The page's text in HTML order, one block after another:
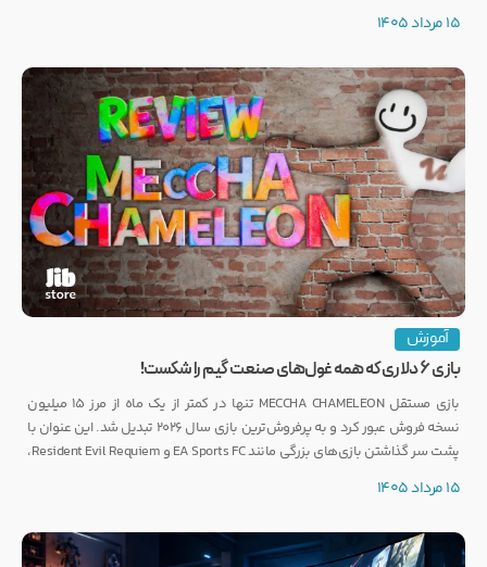
15 مرداد 1405
آموزش
بازی ۶ دلاری که همه غول‌های صنعت گیم را شکست!
بازی مستقل MECCHA CHAMELEON تنها در کمتر از یک ماه از مرز ۱۵ میلیون
نسخه فروش عبور کرد و به پرفروش‌ترین بازی سال ۲۰۲۶ تبدیل شد. این عنوان با
پشت سر گذاشتن بازی‌های بزرگی مانند EA Sports FC و Resident Evil Requiem،
15 مرداد 1405